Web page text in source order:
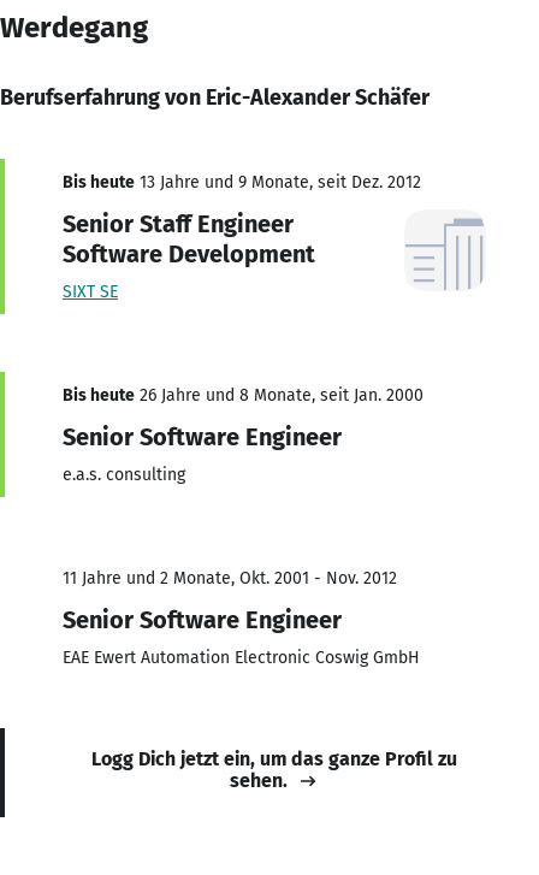
Werdegang
Berufserfahrung von Eric-Alexander Schäfer
Bis heute 13 Jahre und 9 Monate, seit Dez. 2012
Senior Staff Engineer
Software Development
SIXT SE
Bis heute 26 Jahre und 8 Monate, seit Jan. 2000
Senior Software Engineer
e.a.s. consulting
11 Jahre und 2 Monate, Okt. 2001 - Nov. 2012
Senior Software Engineer
EAE Ewert Automation Electronic Coswig GmbH
Logg Dich jetzt ein, um das ganze Profil zu
sehen.